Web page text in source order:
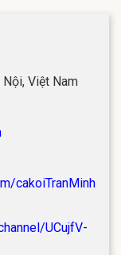
Việt Nam
cakoiTranMinh
UCujfV-